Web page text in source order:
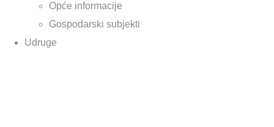
Opće informacije
Gospodarski subjekti
Udruge